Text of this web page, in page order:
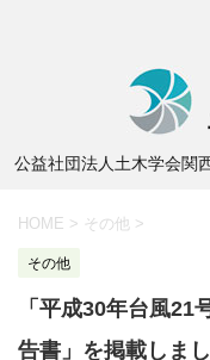
公益社団法人土木学会関
HOME > その他 >
その他
「平成30年台風21
告書」を掲載しま